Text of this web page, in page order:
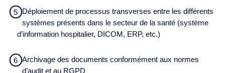
5 Déploiement de processus transverses entre les différents
systèmes présents dans le secteur de la santé (système
d’information hospitalier, DICOM, ERP, etc.)
6 Archivage des documents conformément aux normes
d’audit et au RGPD